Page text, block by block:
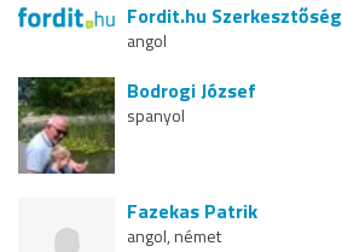
Fordit.hu Szerkesztőség
angol
Bodrogi József
spanyol
Fazekas Patrik
angol, német